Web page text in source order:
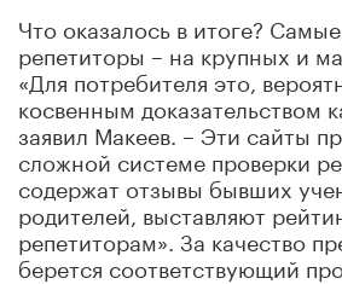
Что оказалось в итоге?
репетиторы – на крупных и
«Для потребителя это,
косвенным доказательством
заявил Макеев. – Эти сайты
сложной системе проверки
содержат отзывы бывших
родителей, выставляют
репетиторам». За качество
берется соответствующий